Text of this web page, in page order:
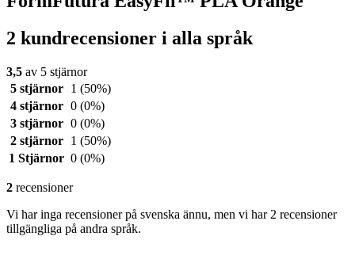
2 kundrecensioner i alla språk
3,5 av 5 stjärnor
5 stjärnor
1 (50%)
4 stjärnor 0 (0%)
3 stjärnor 0 (0%)
2 stjärnor
1 (50%)
1 Stjärnor 0 (0%)
2 recensioner
Vi har inga recensioner på svenska ännu, men vi har 2 recensioner
tillgängliga på andra språk.